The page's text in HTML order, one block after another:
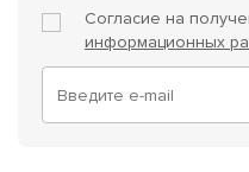
Согласие на
информационных